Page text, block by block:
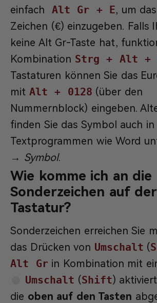
einfach Alt Gr + E, um
Zeichen (€) einzugeben. Falls
keine Alt Gr-Taste hat,
Kombination Strg + Alt +
Tastaturen können Sie das
mit Alt + 0128 (über den
Nummernblock) eingeben.
finden Sie das Symbol auch in
Textprogrammen wie Word
→ Symbol.
Wie komme ich an die
Sonderzeichen auf der
Tastatur?
Sonderzeichen erreichen Sie
das Drücken von Umschalt (
Alt Grin Kombination mit
Umschalt (Shift)
die oben auf den Tasten